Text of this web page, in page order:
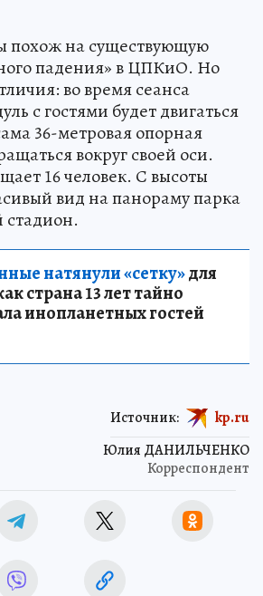
похож на существующую
падения» в ЦПКиО. Но
во время сеанса
с гостями будет двигаться
36-метровая опорная
вокруг своей оси.
16 человек. С высоты
вид на панораму парка
стадион.
натянули «сетку»для
страна 13 лет тайно
инопланетных гостей
Юлия ДАНИЛЬЧЕНКО
Корреспондент
Источник: kp.ru